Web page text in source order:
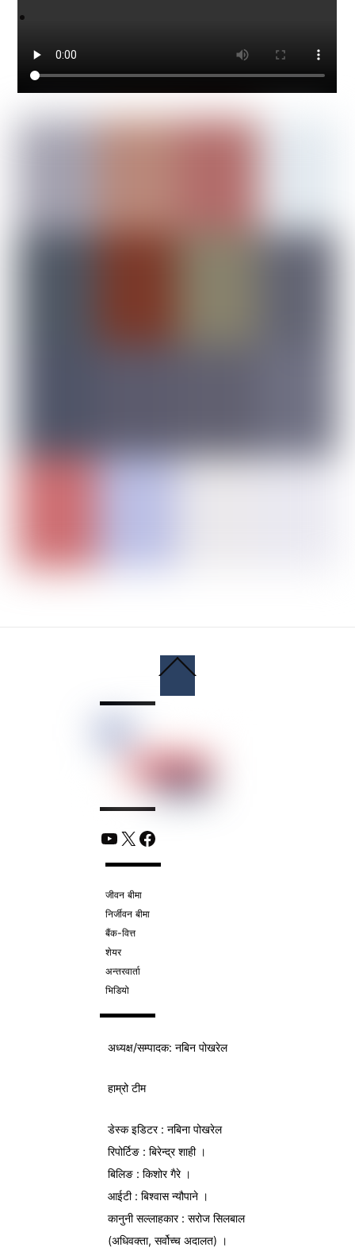
To
YouTube
X Facebook
जीवन बीमा
निर्जीवन बीमा
बैंक-वित्त
शेयर
अन्तरवार्ता
भिडियो
अध्यक्ष/सम्पादक: नबिन पोखरेल
हाम्रो टीम
डेस्क इडिटर : नबिना पोखरेल
रिपोर्टिङ : बिरेन्द्र शाही ।
बिलिङ : किशोर गैरे ।
आईटी : बिश्वास न्यौपाने ।
कानुनी सल्लाहकार : सरोज सिलबाल
(अधिवक्ता, सर्वोच्च अदालत) ।